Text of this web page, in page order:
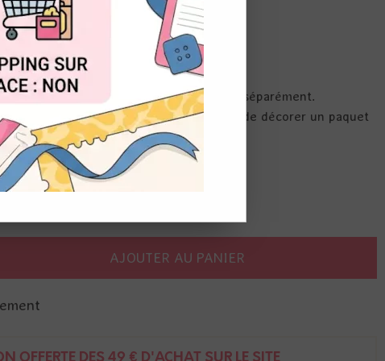
de cire. 2,5 cm
et de la cire à cacheter, vendus séparément.
de sceller vos enveloppes, ou de décorer un paquet
d'élégance et un côté rétro
AJOUTER AU PANIER
TOUT